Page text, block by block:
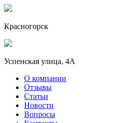
Красногорск
Успенская улица, 4А
О компании
Отзывы
Статьи
Новости
Вопросы